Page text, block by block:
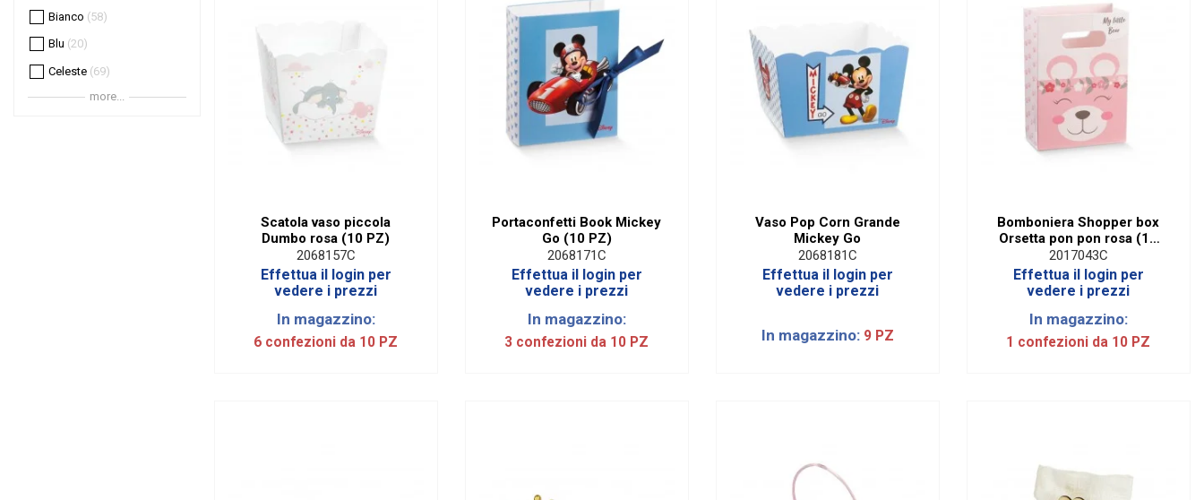
Scatola vaso piccola
Dumbo rosa (10 PZ)
2068157C
Effettua il login per
vedere i prezzi
In magazzino:
6 confezioni da 10 PZ
Portaconfetti Book Mickey
Go (10 PZ)
2068171C
Effettua il login per
vedere i prezzi
In magazzino:
3 confezioni da 10 PZ
Vaso Pop Corn Grande
Mickey Go
2068181C
Effettua il login per
vedere i prezzi
In magazzino: 9 PZ
Bomboniera Shopper box
Orsetta pon pon rosa (10
PZ)
2017043C
Effettua il login per
vedere i prezzi
In magazzino:
1 confezioni da 10 PZ
Bianco 58
Blu 20
Celeste 69
Cipria 7 more...